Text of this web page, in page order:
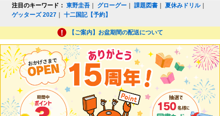
注目のキーワード： 東野圭吾 グローグー ｜課題図書 ｜夏休みドリル｜
ゲッターズ 2027 ｜十二国記【予約】
【ご案内】お盆期間の配送について